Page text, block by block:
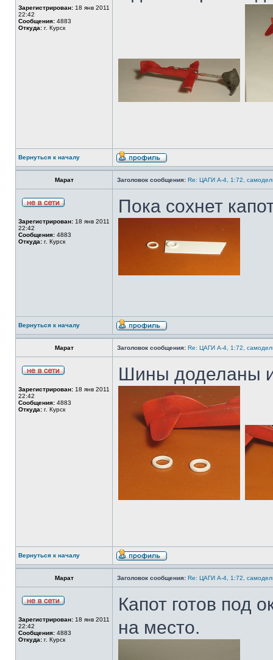
Зарегистрирован: 18 янв 2011
22:42
Сообщения: 4883
Откуда: г. Курск
Вернуться к началу
Марат Заголовок сообщения: Re: ЦАГИ А-4, 1:72,
Зарегистрирован: 18 янв 2011
22:42
Сообщения: 4883
Откуда: г. Курск
Пока сохнет
Вернуться к началу
Марат Заголовок сообщения: Re: ЦАГИ А-4, 1:72,
Зарегистрирован: 18 янв 2011
22:42
Сообщения: 4883
Откуда: г. Курск
Шины доделаны
Вернуться к началу
Марат Заголовок сообщения: Re: ЦАГИ А-4, 1:72,
Зарегистрирован: 18 янв 2011
22:42
Сообщения: 4883
Откуда: г. Курск
Капот готов под
на место.